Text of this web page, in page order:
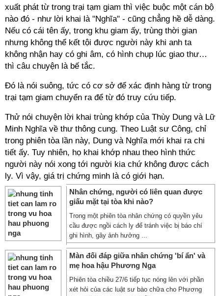
xuất phát từ trong trại tạm giam thì việc buộc một cán bộ
nào đó - như lời khai là "Nghĩa" - cũng chẳng hề dễ dàng.
Nếu có cái tên ấy, trong khu giam ấy, trùng thời gian
nhưng không thể kết tội được người này khi anh ta
không nhận hay có ghi âm, có hình chụp lúc giao thư…
thì câu chuyện là bế tắc.
Đó là nói suông, tức có cơ sở để xác định hàng từ trong
trại tạm giam chuyển ra để từ đó truy cứu tiếp.
Thử nói chuyện lời khai trùng khớp của Thùy Dung và Lữ
Minh Nghĩa về thư thông cung. Theo Luật sư Công, chỉ
trong phiên tòa lần này, Dung và Nghĩa mới khai ra chi
tiết ấy. Tuy nhiên, họ khai khớp nhau theo hình thức
người này nói xong tới người kia chứ không được cách
ly. Vì vậy, giá trị chứng minh là có giới hạn.
Nhân chứng, người có liên quan được
giấu mặt tại tòa khi nào?
Trong một phiên tòa nhân chứng có quyền yêu
cầu được ngồi cách ly để tránh việc bị báo chí
ghi hình, gây ảnh hưởng ...
Màn đối đáp giữa nhân chứng 'bí ẩn' và
mẹ hoa hậu Phương Nga
Phiên tòa chiều 27/6 tiếp tục nóng lên với phần
xét hỏi của các luật sư bào chữa cho Phương